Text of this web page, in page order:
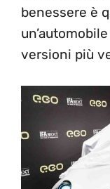
benessere è
versioni più